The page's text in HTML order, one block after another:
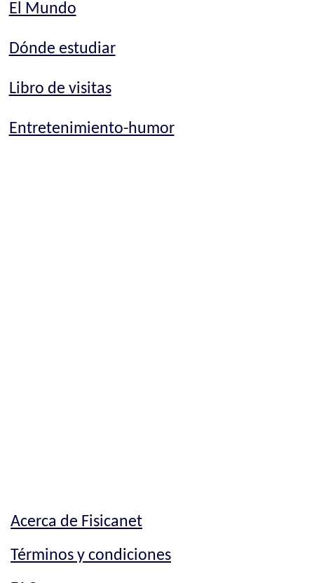
El Mundo
Dónde estudiar
Libro de visitas
Entretenimiento-humor
Acerca de Fisicanet
Términos y condiciones